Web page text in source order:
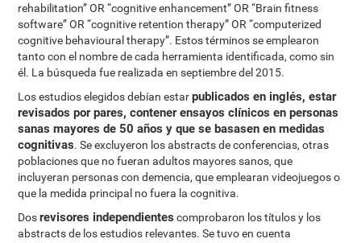
rehabilitation” OR “cognitive enhancement” OR “Brain fitness
software” OR “cognitive retention therapy” OR “computerized
cognitive behavioural therapy”. Estos términos se emplearon
tanto con el nombre de cada herramienta identificada, como sin
él. La búsqueda fue realizada en septiembre del 2015.
Los estudios elegidos debían estarpublicados en inglés, estar
revisados por pares, contener ensayos clínicos en personas
sanas mayores de 50 años y que se basasen en medidas
cognitivas. Se excluyeron los abstracts de conferencias, otras
poblaciones que no fueran adultos mayores sanos, que
incluyeran personas con demencia, que emplearan videojuegos o
que la medida principal no fuera la cognitiva.
Dosrevisores independientes comprobaron los títulos y los
abstracts de los estudios relevantes. Se tuvo en cuenta